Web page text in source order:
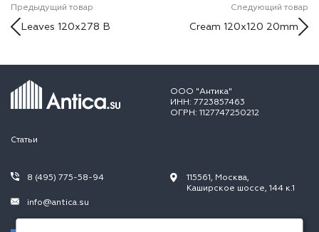
Предыдущий товар
Leaves 120x278 B
Следующий товар
Cream 120x120 20mm
ООО "Антика"
ИНН: 7723857463
ОГРН: 1127747250212
Статьи
8 (495) 775-58-94
info@antica.su
115561, Москва,
Каширское шоссе, 144 к.1